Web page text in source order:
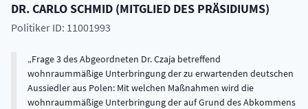
DR.CARLOSCHMID (MITGLIED DES PRÄSIDIUMS)
Politiker ID: 11001993
Frage 3 des Abgeordneten Dr. Czaja betreffend
wohnraummäßige Unterbringung der zu erwartenden deutschen
Aussiedler aus Polen: Mit welchen Maßnahmen wird die
wohnraummäßige Unterbringung der auf Grund des Abkommens